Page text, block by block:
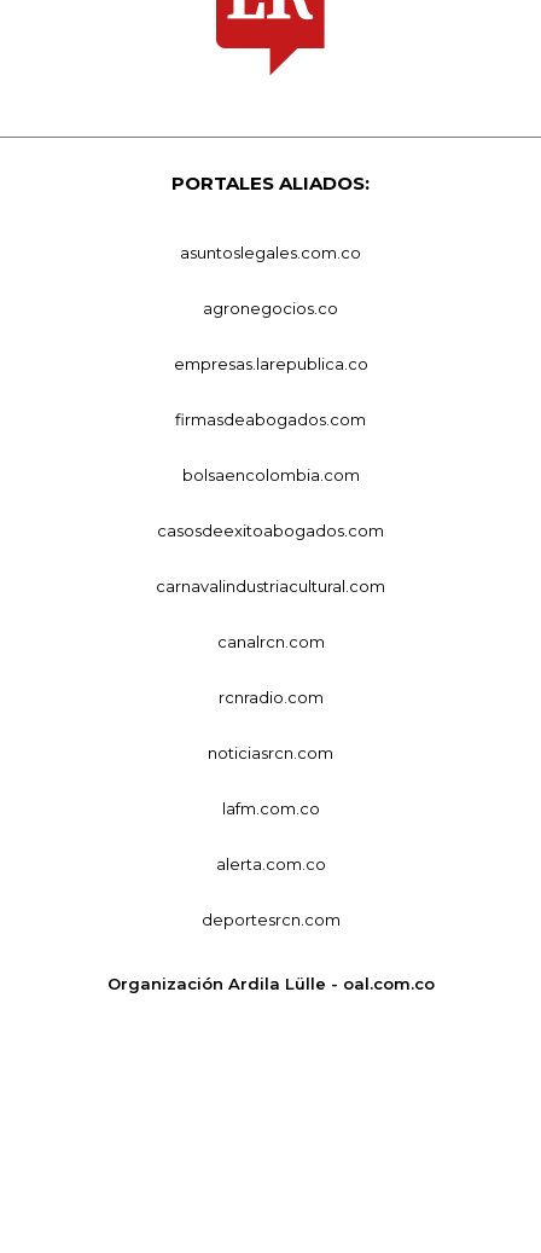
PORTALES ALIADOS:
asuntoslegales.com.co
agronegocios.co
empresas.larepublica.co
firmasdeabogados.com
bolsaencolombia.com
casosdeexitoabogados.com
carnavalindustriacultural.com
canalrcn.com
rcnradio.com
noticiasrcn.com
lafm.com.co
alerta.com.co
deportesrcn.com
Organización Ardila Lülle - oal.com.co